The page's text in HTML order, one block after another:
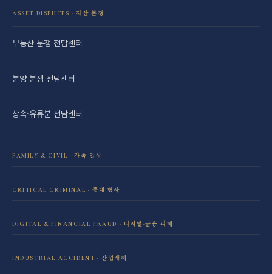
ASSET DISPUTES · 자산 분쟁
부동산 분쟁 전담센터
분양 분쟁 전담센터
상속·유류분 전담센터
FAMILY & CIVIL · 가족·일상
학교폭력 전담센터
CRITICAL CRIMINAL · 중대 형사
DIGITAL & FINANCIAL FRAUD · 디지털·금융 피해
INDUSTRIAL ACCIDENT · 산업재해